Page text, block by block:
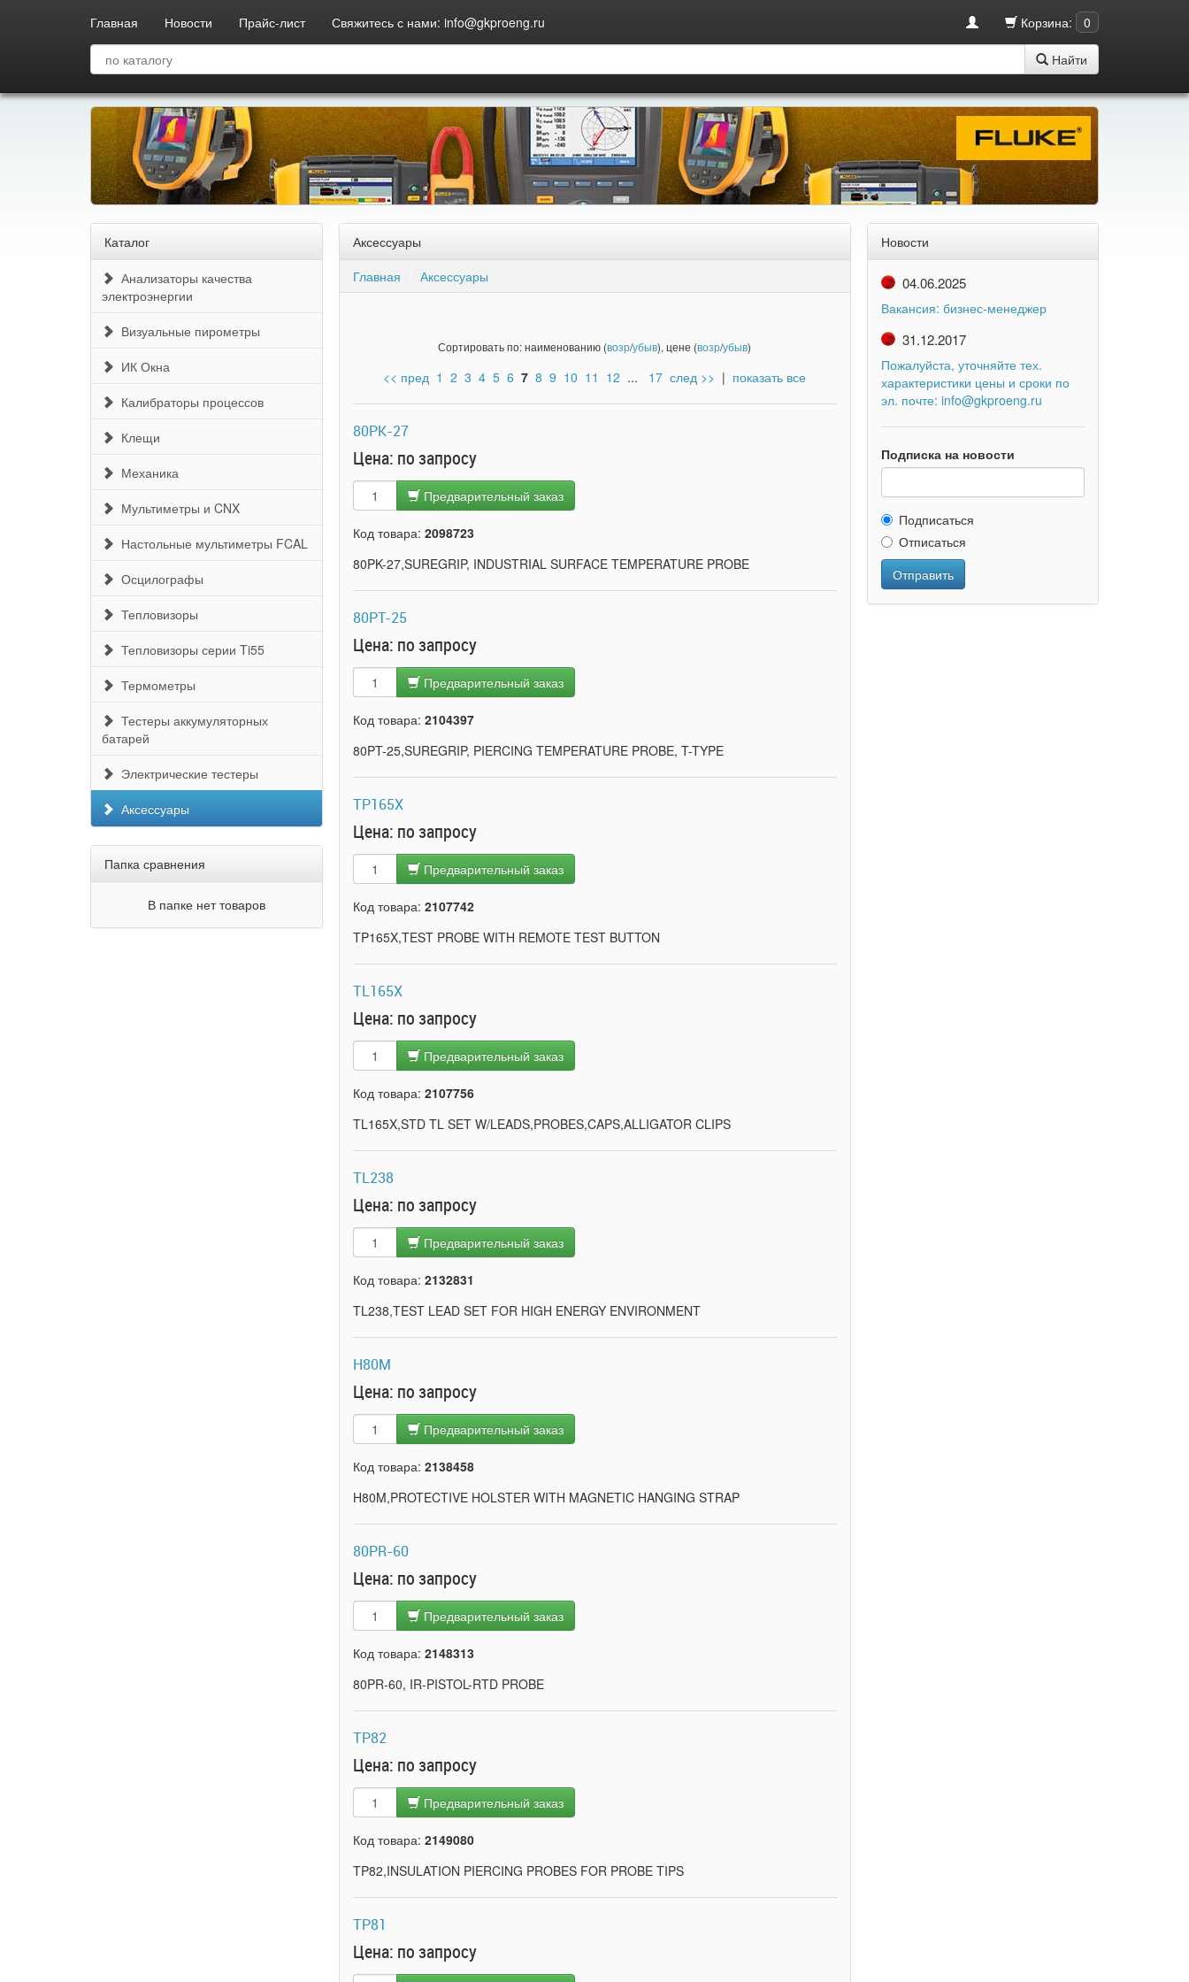
Главная Новости Прайс-лист Свяжитесь с нами: info@gkproeng.ru Корзина: 0
Найти
Каталог
Анализаторы качества
электроэнергии
Визуальные пирометры
ИК Окна
Калибраторы процессов
Клещи
Механика
Мультиметры и CNX
Настольные мультиметры FCAL
Осцилографы
Тепловизоры
Тепловизоры серии Ti55
Термометры
Тестеры аккумуляторных
батарей
Электрические тестеры
Аксессуары
Папка сравнения
В папке нет товаров
Аксессуары
Главная
Аксессуары
Сортировать по: наименованию (возр/убыв), цене (возр/убыв)
<< пред 1 2 3 4 5 6 7 8 9 10 11 12 ... 17 след >> | показать все
80PK-27
Цена: по запросу
Предварительный заказ
Код товара: 2098723
80PK-27,SUREGRIP, INDUSTRIAL SURFACE TEMPERATURE PROBE
80PT-25
Цена: по запросу
Предварительный заказ
Код товара: 2104397
80PT-25,SUREGRIP, PIERCING TEMPERATURE PROBE, T-TYPE
TP165X
Цена: по запросу
Предварительный заказ
Код товара: 2107742
TP165X,TEST PROBE WITH REMOTE TEST BUTTON
TL165X
Цена: по запросу
Предварительный заказ
Код товара: 2107756
TL165X,STD TL SET W/LEADS,PROBES,CAPS,ALLIGATOR CLIPS
TL238
Цена: по запросу
Предварительный заказ
Код товара: 2132831
TL238,TEST LEAD SET FOR HIGH ENERGY ENVIRONMENT
H80M
Цена: по запросу
Предварительный заказ
Код товара: 2138458
H80M,PROTECTIVE HOLSTER WITH MAGNETIC HANGING STRAP
80PR-60
Цена: по запросу
Предварительный заказ
Код товара: 2148313
80PR-60, IR-PISTOL-RTD PROBE
TP82
Цена: по запросу
Предварительный заказ
Код товара: 2149080
TP82,INSULATION PIERCING PROBES FOR PROBE TIPS
TP81
Цена: по запросу
Новости
04.06.2025
Вакансия: бизнес-менеджер
31.12.2017
Пожалуйста, уточняйте тех.
характеристики цены и сроки по
эл. почте: info@gkproeng.ru
Подписка на новости
Подписаться
Отписаться
Отправить